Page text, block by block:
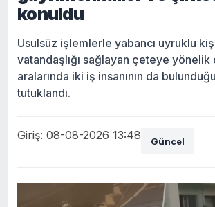
konuldu
Usulsüz işlemlerle yabancı uyruklu
vatandaşlığı sağlayan çeteye
aralarında iki iş insanının da
tutuklandı.
Giriş: 08-08-2026 13:48 Güncel